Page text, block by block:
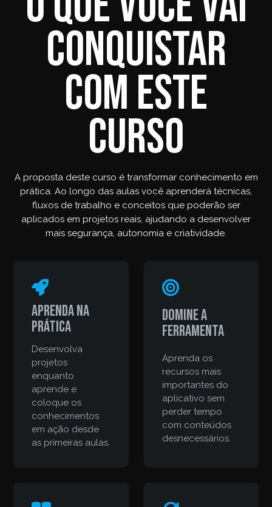
conquistar
com este
curso
A proposta deste curso é transformar conhecimento em
prática. Ao longo das aulas você aprenderá técnicas,
fluxos de trabalho e conceitos que poderão ser
aplicados em projetos reais, ajudando a desenvolver
mais segurança, autonomia e criatividade.
Aprenda na
prática
Desenvolva
projetos
enquanto
aprende e
coloque os
conhecimentos
em ação desde
as primeiras aulas.
Domine a
ferramenta
Aprenda os
recursos mais
importantes do
aplicativo sem
perder tempo
com conteúdos
desnecessários.